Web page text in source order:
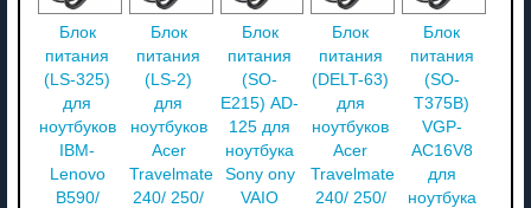
Блок
питания
(LS-325)
для
ноутбуков
IBM-
Lenovo
B590/
Блок
питания
(LS-2)
для
ноутбуков
Acer
Travelmate
240/ 250/
Блок
питания
(SO-
E215) AD-
125 для
ноутбука
Sony ony
VAIO
Блок
питания
(DELT-63)
для
ноутбуков
Acer
Travelmate
240/ 250/
Блок
питания
(SO-
T375B)
VGP-
AC16V8
для
ноутбука